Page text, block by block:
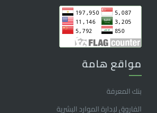
مواقع هامة
بنك المعرفة
الفاروق ﻹدارة الموارد البشرية